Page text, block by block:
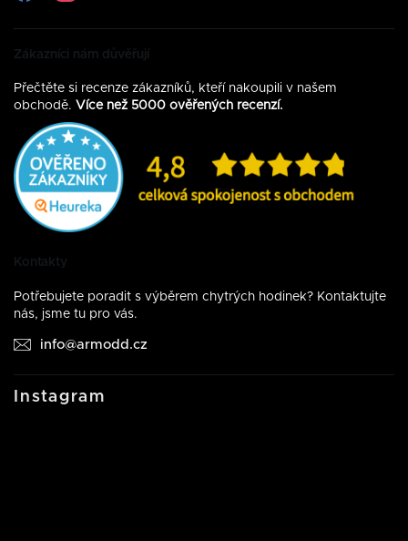
Zákazníci nám důvěřují
Přečtěte si recenze zákazníků, kteří nakoupili v našem
obchodě. Více než 5000 ověřených recenzí.
Kontakty
Potřebujete poradit s výběrem chytrých hodinek? Kontaktujte
nás, jsme tu pro vás.
info@armodd.cz
Instagram